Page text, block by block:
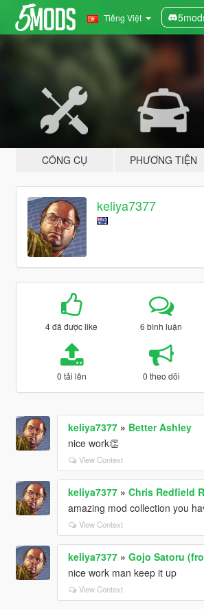
Tiếng Việt
CÔNG CỤ PHƯƠNG TIỆN
keliya7377
4 đã được like 6 bình luận
0 tải lên 0 theo dõi
keliya7377» Better Ashley
nice work👏
View Context
keliya7377» Chris Redfield
amazing mod collection you
View Context
keliya7377» Gojo Satoru
nice work man keep it up
View Context